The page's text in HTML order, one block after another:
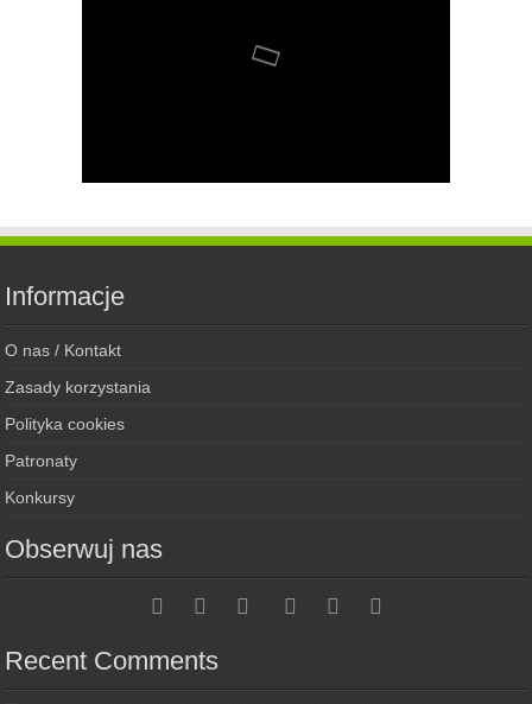
Informacje
O nas / Kontakt
Zasady korzystania
Polityka cookies
Patronaty
Konkursy
Obserwuj nas
Recent Comments